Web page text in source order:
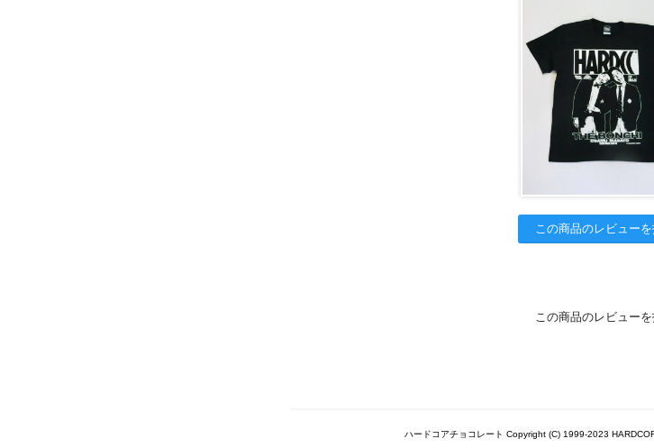
この商品のレビュー
この商品のレビュー
ハードコアチョコレート Copyright (C) 1999-2023